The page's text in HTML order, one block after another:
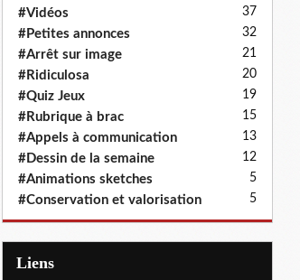
#Vidéos 37
#Petites annonces 32
#Arrêt sur image 21
#Ridiculosa 20
#Quiz Jeux 19
#Rubrique à brac 15
#Appels à communication 13
#Dessin de la semaine 12
#Animations sketches 5
#Conservation et valorisation 5
Liens